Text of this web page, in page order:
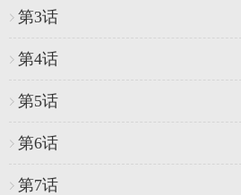
第3话
第4话
第5话
第6话
第7话